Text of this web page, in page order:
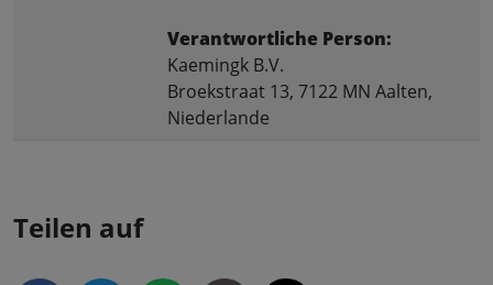
Verantwortliche Person:
Kaemingk B.V.
Broekstraat 13, 7122 MN Aalten,
Niederlande
Teilen auf